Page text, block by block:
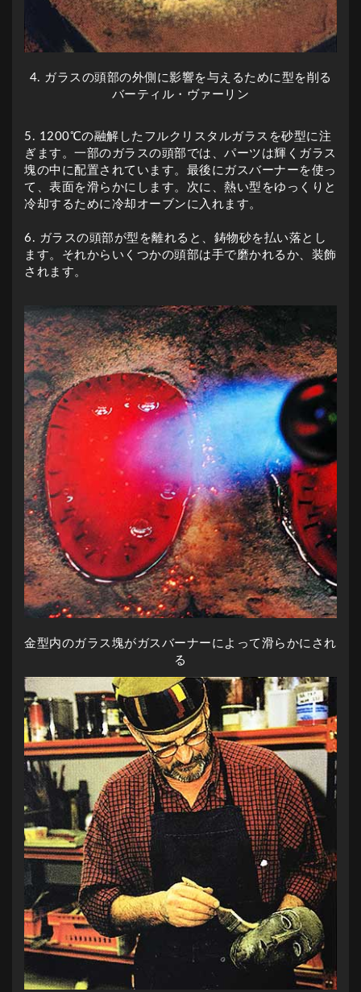
4. ガラスの頭部の外側に影響を与えるために型を削る
バーティル・ヴァーリン
5. 1200℃の融解したフルクリスタルガラスを砂型に注
ぎます。一部のガラスの頭部では、パーツは輝くガラス
塊の中に配置されています。最後にガスバーナーを使っ
て、表面を滑らかにします。次に、熱い型をゆっくりと
冷却するために冷却オーブンに入れます。
6. ガラスの頭部が型を離れると、鋳物砂を払い落とし
ます。それからいくつかの頭部は手で磨かれるか、装飾
されます。
金型内のガラス塊がガスバーナーによって滑らかにされ
る